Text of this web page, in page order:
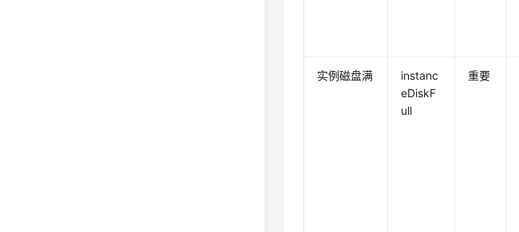
实例磁盘满
instanc
eDiskF
ull
重要